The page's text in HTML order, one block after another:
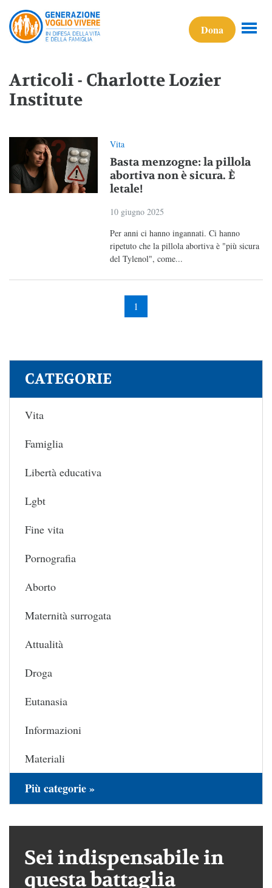
Dona
Articoli - Charlotte Lozier
Institute
Vita
Basta menzogne: la pillola
abortiva non è sicura. È
letale!
10 giugno 2025
Per anni ci hanno ingannati. Ci hanno
ripetuto che la pillola abortiva è "più sicura
del Tylenol", come...
1
CATEGORIE
Vita
Famiglia
Libertà educativa
Lgbt
Fine vita
Pornografia
Aborto
Maternità surrogata
Attualità
Droga
Eutanasia
Informazioni
Materiali
Più categorie »
Sei indispensabile in
questa battaglia